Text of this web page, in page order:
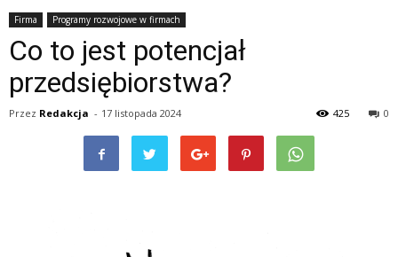
Firma Programy rozwojowe w firmach
Co to jest potencjał
przedsiębiorstwa?
Przez Redakcja - 17 listopada 2024 0
425